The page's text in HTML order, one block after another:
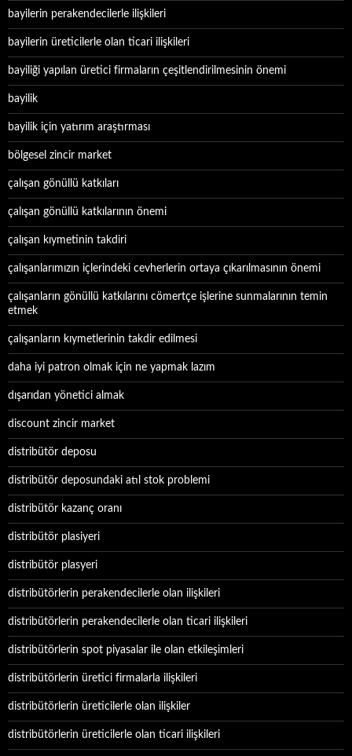
bayilerin perakendecilerle ilişkileri
bayilerin üreticilerle olan ticari ilişkileri
bayiliği yapılan üretici firmaların çeşitlendirilmesinin önemi
bayilik
bayilik için yatırım araştırması
bölgesel zincir market
çalışan gönüllü katkıları
çalışan gönüllü katkılarının önemi
çalışan kıymetinin takdiri
çalışanlarımızın içlerindeki cevherlerin ortaya çıkarılmasının önemi
çalışanların gönüllü katkılarını cömertçe işlerine sunmalarının temin
etmek
çalışanların kıymetlerinin takdir edilmesi
daha iyi patron olmak için ne yapmak lazım
dışarıdan yönetici almak
discount zincir market
distribütör deposu
distribütör deposundaki atıl stok problemi
distribütör kazanç oranı
distribütör plasiyeri
distribütör plasyeri
distribütörlerin perakendecilerle olan ilişkileri
distribütörlerin perakendecilerle olan ticari ilişkileri
distribütörlerin spot piyasalar ile olan etkileşimleri
distribütörlerin üretici firmalarla ilişkileri
distribütörlerin üreticilerle olan ilişkiler
distribütörlerin üreticilerle olan ticari ilişkileri